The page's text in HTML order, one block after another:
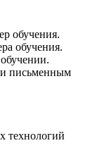
обучения.
обучения.
и письменным
технологий